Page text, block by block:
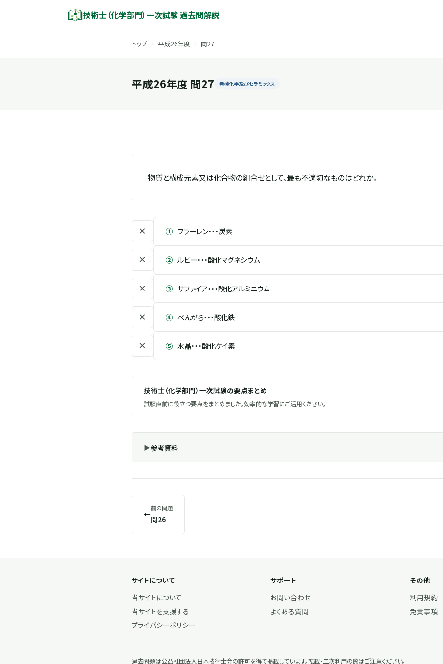
技術士（化学部門）一次試験 過去問解説
トップ 平成26年度 問27
平成26年度 問27 無機化学及びセラミックス
物質と構成元素又は化合物の組合せとして、最も不適切なものはどれか。
× ① フラーレン・・・炭素
× ② ルビー・・・酸化マグネシウム
× ③ サファイア・・・酸化アルミニウム
× ④ べんがら・・・酸化鉄
× ⑤ 水晶・・・酸化ケイ素
技術士（化学部門）一次試験の要点まとめ
試験直前に役立つ要点をまとめました。効率的な学習にご活用ください。
参考資料
←
前の問題
問26
サイトについて
当サイトについて
当サイトを支援する
プライバシーポリシー
サポート
お問い合わせ
よくある質問
その他
利用規約
免責事項
過去問題は公益社団法人日本技術士会の許可を得て掲載しています。転載・二次利用の際はご注意ください。